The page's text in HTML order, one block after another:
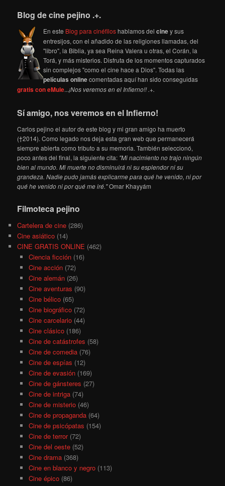
Blog de cine pejino .+.
En este Blog para cinéfiloshablamos delciney sus
entresijos, con el añadido de las religiones llamadas, del
"libro", la Biblia, ya sea Reina Valera u otras, el Corán, la
Torá, y más misterios. Disfruta de los momentos capturados
sin complejos "como el cine hace a Dios". Todas las
películas onlinecomentadas aquí han sido conseguidas
gratis con eMule...¡Nos veremos en el Infierno!! .+.
Sí amigo, nos veremos en el Infierno!
Carlos pejino el autor de este blog y mi gran amigo ha muerto
(†2014). Como legado nos deja esta gran web que permanecerá
siempre abierta como tributo a su memoria. También seleccionó,
poco antes del final, la siguiente cita: "Mi nacimiento no trajo ningún
bien al mundo. Mi muerte no disminuirá ni su esplendor ni su
grandeza. Nadie pudo jamás explicarme para qué he venido, ni por
qué he venido ni por qué me iré."Omar Khayyám
Filmoteca pejino
Cartelera de cine (286)
Cine asiático (14)
CINE GRATIS ONLINE (462)
Ciencia ficción(16)
Cine acción(72)
Cine alemán(26)
Cine aventuras (90)
Cine bélico(65)
Cine biográfico(72)
Cine carcelario(44)
Cine clásico(186)
Cine de catástrofes (58)
Cine de comedia(76)
Cine de espías (12)
Cine de evasión(169)
Cine de gánsteres (27)
Cine de intriga(74)
Cine de misterio(46)
Cine de propaganda(64)
Cine de psicópatas (154)
Cine de terror(72)
Cine del oeste(52)
Cine drama(368)
Cine en blanco y negro(113)
Cine épico(86)